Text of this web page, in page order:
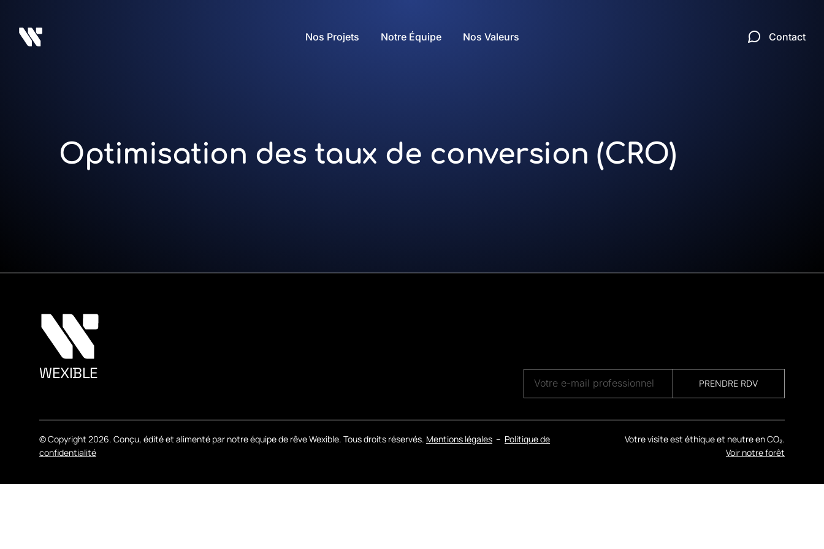
Nos Projets Notre Équipe Nos Valeurs Contact
Optimisation des taux de conversion (CRO)
WEXIBLE
PRENDRE RDV
© Copyright 2026. Conçu, édité et alimenté par notre équipe de rêve Wexible. Tous droits réservés. Mentions légales – Politique de
confidentialité
Votre visite est éthique et neutre en CO₂.
Voir notre forêt